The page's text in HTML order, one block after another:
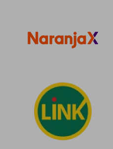
55%
dcto.
$ 77.862